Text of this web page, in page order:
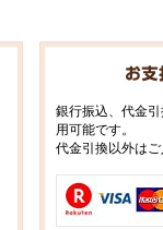
銀行振込、代金
用可能です。
代金引換以外は